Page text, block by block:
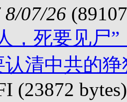
07/26
，死要见尸
认清中共的
(23872